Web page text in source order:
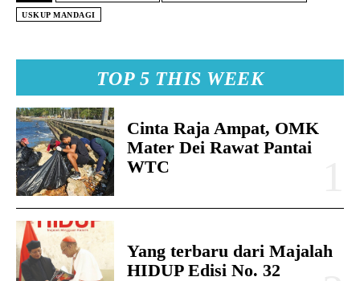
TOP 5 THIS WEEK
Cinta Raja Ampat, OMK
Mater Dei Rawat Pantai
WTC
Yang terbaru dari Majalah
HIDUP Edisi No. 32
USKUP MANDAGI